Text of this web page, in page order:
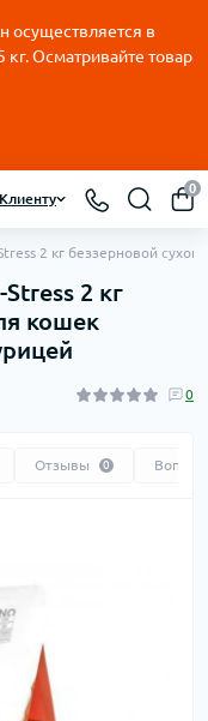
осуществляется в
кг. Осматривайте товар
Клиенту
0
2 кг беззерновой
2 кг
кошек
0
Отзывы 0